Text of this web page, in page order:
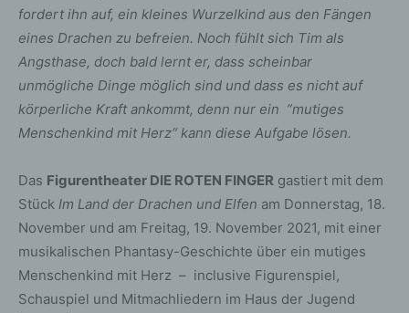
fordert ihn auf, ein kleines Wurzelkind aus den Fängen
eines Drachen zu befreien. Noch fühlt sich Tim als
Angsthase, doch bald lernt er, dass scheinbar
unmögliche Dinge möglich sind und dass es nicht auf
körperliche Kraft ankommt, denn nur ein ”mutiges
Menschenkind mit Herz“ kann diese Aufgabe lösen.
Das Figurentheater DIE ROTEN FINGER gastiert mit dem
Stück Im Land der Drachen und Elfen am Donnerstag, 18.
November und am Freitag, 19. November 2021, mit einer
musikalischen Phantasy-Geschichte über ein mutiges
Menschenkind mit Herz – inclusive Figurenspiel,
Schauspiel und Mitmachliedern im Haus der Jugend